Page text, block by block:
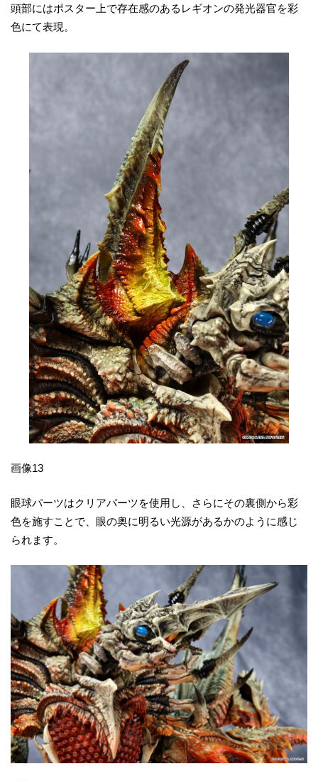
頭部にはポスター上で存在感のあるレギオンの発光器官を彩
色にて表現。
画像13
眼球パーツはクリアパーツを使用し、さらにその裏側から彩
色を施すことで、眼の奥に明るい光源があるかのように感じ
られます。